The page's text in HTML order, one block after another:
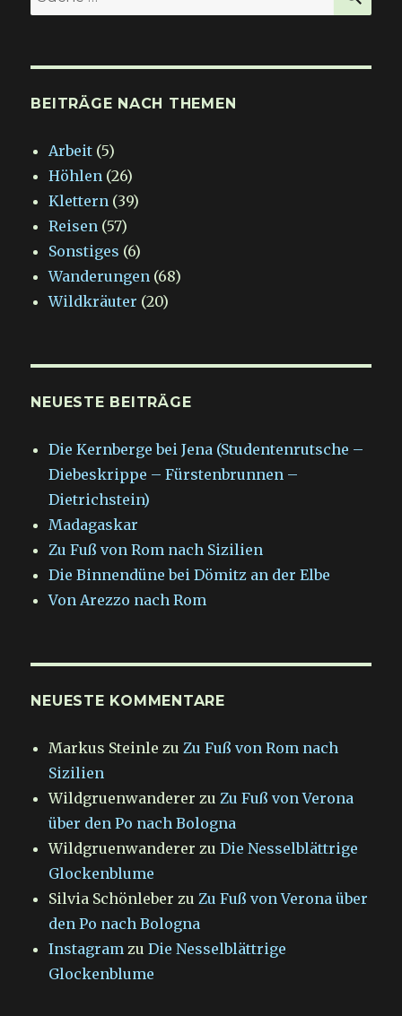
nach:
BEITRÄGE NACH THEMEN
Arbeit (5)
Höhlen (26)
Klettern (39)
Reisen (57)
Sonstiges (6)
Wanderungen (68)
Wildkräuter (20)
NEUESTE BEITRÄGE
Die Kernberge bei Jena (Studentenrutsche –
Diebeskrippe – Fürstenbrunnen –
Dietrichstein)
Madagaskar
Zu Fuß von Rom nach Sizilien
Die Binnendüne bei Dömitz an der Elbe
Von Arezzo nach Rom
NEUESTE KOMMENTARE
Markus Steinle zu Zu Fuß von Rom nach
Sizilien
Wildgruenwanderer zu Zu Fuß von Verona
über den Po nach Bologna
Wildgruenwanderer zuDie Nesselblättrige
Glockenblume
Silvia Schönleber zu Zu Fuß von Verona über
den Po nach Bologna
Instagram zuDie Nesselblättrige
Glockenblume